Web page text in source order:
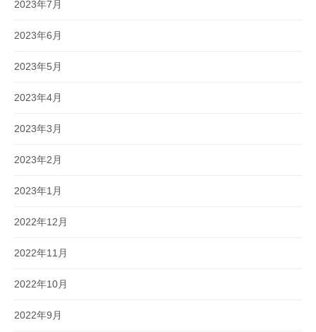
2023年7月
2023年6月
2023年5月
2023年4月
2023年3月
2023年2月
2023年1月
2022年12月
2022年11月
2022年10月
2022年9月